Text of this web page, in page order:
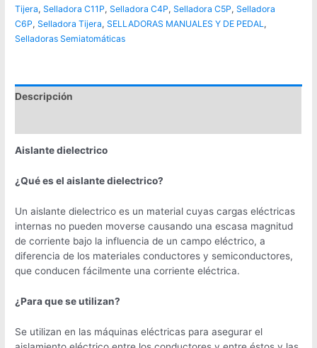
Tijera,Selladora C11P,Selladora C4P,Selladora C5P,Selladora
C6P,Selladora Tijera,SELLADORAS MANUALES Y DE PEDAL ,
Selladoras Semiatomáticas
Descripción
Aislante dielectrico
¿Qué es el aislante dielectrico?
Un aislante dielectrico es un material cuyas cargas eléctricas
internas no pueden moverse causando una escasa magnitud
de corriente bajo la influencia de un campo eléctrico, a
diferencia de los materiales conductores y semiconductores,
que conducen fácilmente una corriente eléctrica.
¿Para que se utilizan?
Se utilizan en las máquinas eléctricas para asegurar el